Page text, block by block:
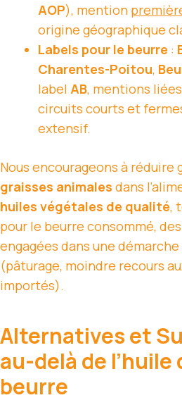
AOP), mention
origine géographique
Labels pour le beurre :
Charentes-Poitou,
label AB, mentions
circuits courts et
extensif.
Nous encourageons à
graisses animales dans
huiles végétales de qualité,
pour le beurre consommé,
engagées dans une
(pâturage, moindre recours
importés).
Alternatives et
au-delà de l’huile
beurre